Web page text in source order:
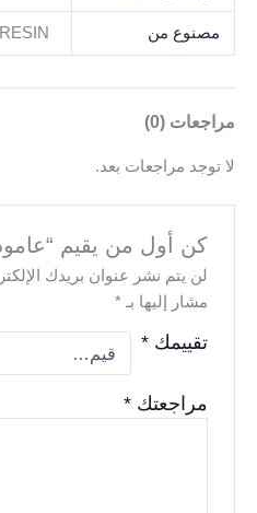
مصنوع من RESIN
مراجعات (0)
لا توجد مراجعات بعد.
كن أول من يقيم
لن يتم نشر عنوان بريدك
مشار إليها بـ*
تقييمك*
مراجعتك*